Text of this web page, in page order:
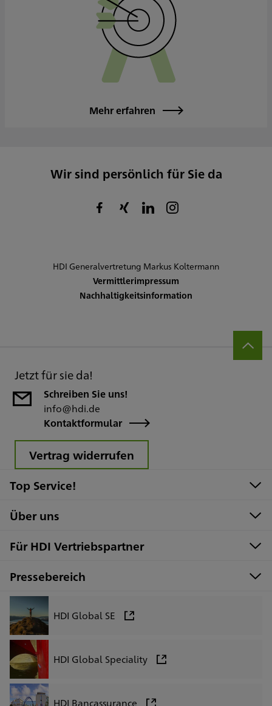
Mehr erfahren
Wir sind persönlich für Sie da
HDI Generalvertretung Markus Koltermann
Vermittlerimpressum
Nachhaltigkeitsinformation
Jetzt für sie da!
Schreiben Sie uns!
info@hdi.de
Kontaktformular
Vertrag widerrufen
Top Service!
Über uns
Für HDI Vertriebspartner
Pressebereich
HDI Global SE
HDI Global Speciality
HDI Bancassurance